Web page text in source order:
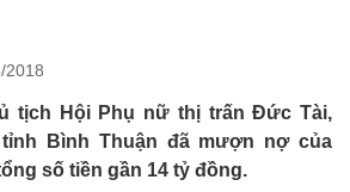
2018
tịch Hội Phụ nữ thị trấn Đức Tài,
Bình Thuận đã mượn nợ của
số tiền gần 14 tỷ đồng.